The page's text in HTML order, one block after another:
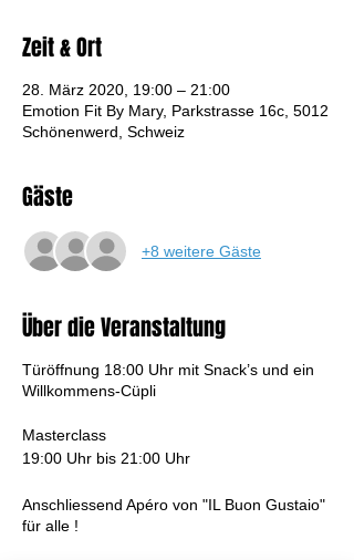
Zeit & Ort
28. März 2020, 19:00 – 21:00
Emotion Fit By Mary, Parkstrasse 16c, 5012
Schönenwerd, Schweiz
Gäste
+8 weitere Gäste
Über die Veranstaltung
Türöffnung 18:00 Uhr mit Snack’s und ein
Willkommens-Cüpli
Masterclass
19:00 Uhr bis 21:00 Uhr
Anschliessend Apéro von "IL Buon Gustaio"
für alle !